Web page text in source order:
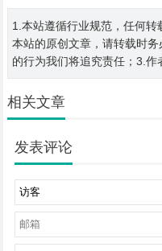
1.本站遵循行业规范，任何转
本站的原创文章，请转载时
的行为我们将追究责任；3.作
相关文章
发表评论